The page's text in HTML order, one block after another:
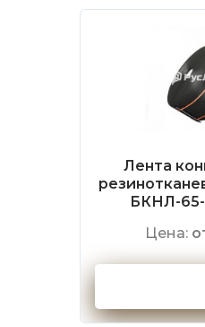
Лента
БКНЛ-
Цена: